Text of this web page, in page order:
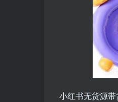
小红书无货源